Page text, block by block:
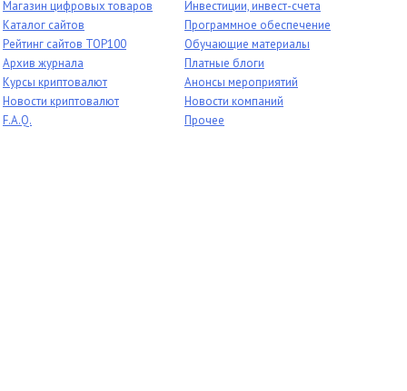
Магазин цифровых товаров
Каталог сайтов
Рейтинг сайтов TOP100
Архив журнала
Курсы криптовалют
Новости криптовалют
F.A.Q.
Инвестиции, инвест-счета
Программное обеспечение
Обучающие материалы
Платные блоги
Анонсы мероприятий
Новости компаний
Прочее